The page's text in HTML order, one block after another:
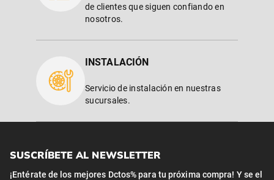
de clientes que siguen confiando en
nosotros.
INSTALACIÓN
Servicio de instalación en nuestras
sucursales.
SUSCRÍBETE AL NEWSLETTER
¡Entérate de los mejores Dctos% para tu próxima compra! Y se el